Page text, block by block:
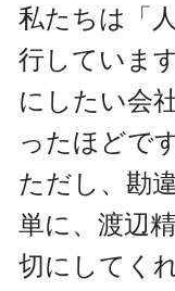
私たちは「
行していま
にしたい会
ったほどです
ただし、勘
単に、渡辺
切にしてく